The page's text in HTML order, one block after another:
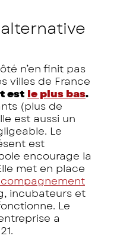
n’en finit pas
villes de France
est le plus bas.
(plus de
est aussi un
Le
est
encourage la
met en place
incubateurs et
Le
a